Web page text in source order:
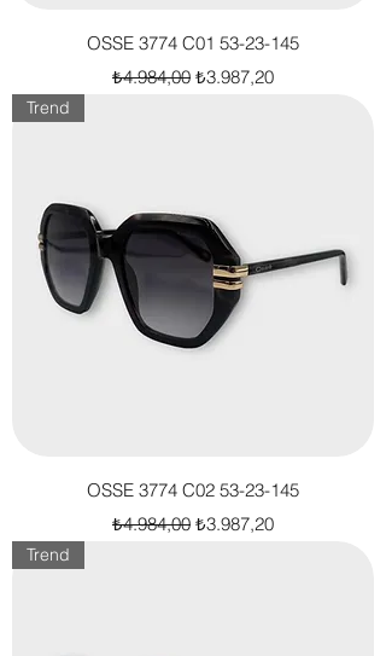
OSSE 3774 C01 53-23-145
Normal Fiyat
₺4.984,00 İndirimli Fiyat
₺3.987,20
Trend
OSSE 3774 C02 53-23-145
Normal Fiyat
₺4.984,00 İndirimli Fiyat
₺3.987,20
Trend